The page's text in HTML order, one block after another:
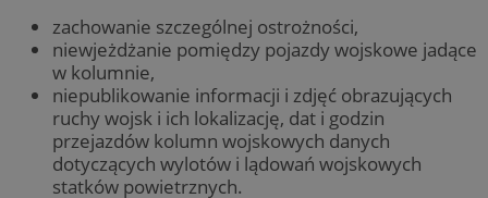
zachowanie szczególnej ostrożności,
niewjeżdżanie pomiędzy pojazdy wojskowe jadące
w kolumnie,
niepublikowanie informacji i zdjęć obrazujących
ruchy wojsk i ich lokalizację, dat i godzin
przejazdów kolumn wojskowych danych
dotyczących wylotów i lądowań wojskowych
statków powietrznych.